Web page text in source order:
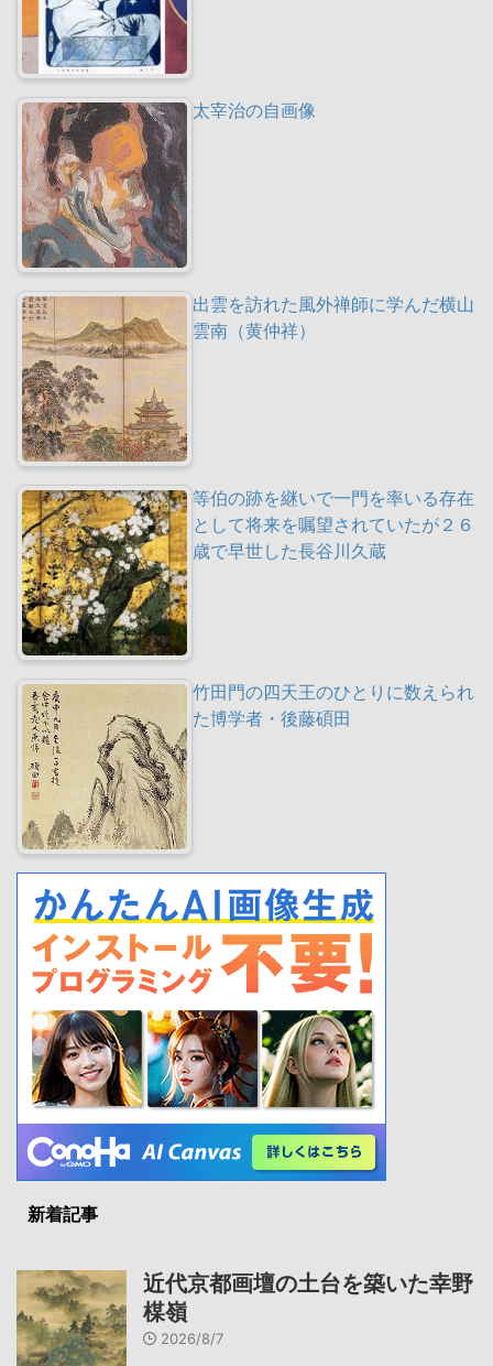
太宰治の自画像
出雲を訪れた風外禅師に学んだ横山
雲南（黄仲祥）
等伯の跡を継いで一門を率いる存在
として将来を嘱望されていたが２６
歳で早世した長谷川久蔵
竹田門の四天王のひとりに数えられ
た博学者・後藤碩田
新着記事
近代京都画壇の土台を築いた幸野
楳嶺
2026/8/7